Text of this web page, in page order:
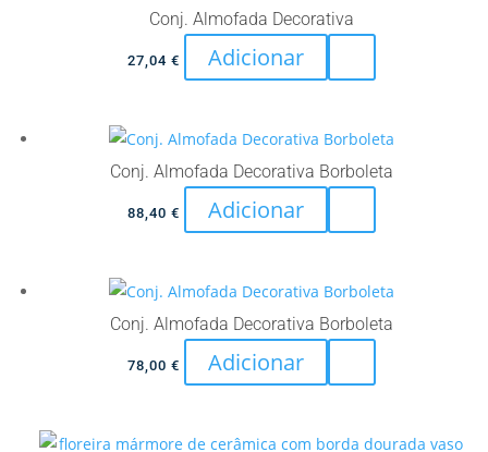
Conj. Almofada Decorativa
27,04 € Adicionar
Conj. Almofada Decorativa Borboleta
88,40 € Adicionar
Conj. Almofada Decorativa Borboleta
78,00 € Adicionar